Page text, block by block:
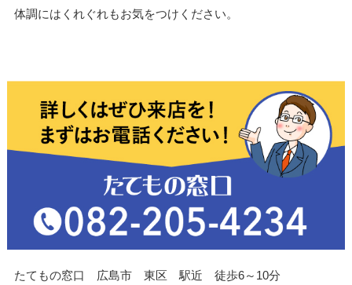
体調にはくれぐれもお気をつけください。
たてもの窓口 広島市 東区 駅近 徒歩6～10分